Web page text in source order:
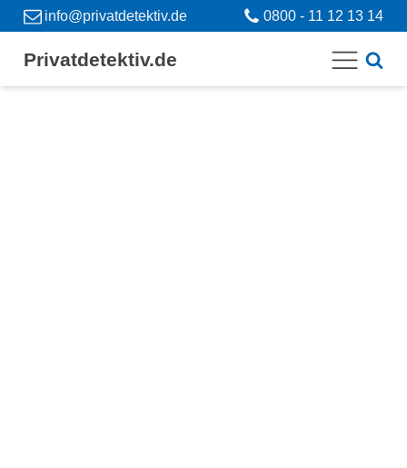
info@privatdetektiv.de 0800 - 11 12 13 14
Privatdetektiv.de